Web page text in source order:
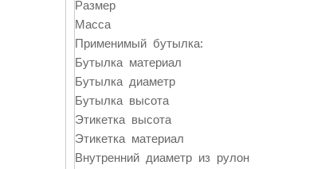
Размер
Масса
Применимый бутылка:
Бутылка материал
Бутылка диаметр
Бутылка высота
Этикетка высота
Этикетка материал
Внутренний диаметр из рулон